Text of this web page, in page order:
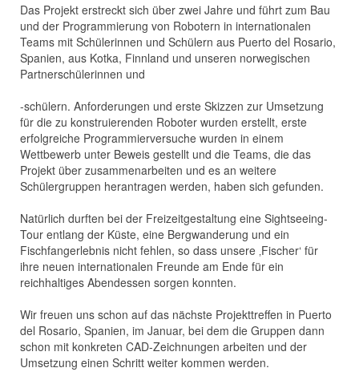
Das Projekt erstreckt sich über zwei Jahre und führt zum Bau
und der Programmierung von Robotern in internationalen
Teams mit Schülerinnen und Schülern aus Puerto del Rosario,
Spanien, aus Kotka, Finnland und unseren norwegischen
Partnerschülerinnen und
-schülern. Anforderungen und erste Skizzen zur Umsetzung
für die zu konstruierenden Roboter wurden erstellt, erste
erfolgreiche Programmierversuche wurden in einem
Wettbewerb unter Beweis gestellt und die Teams, die das
Projekt über zusammenarbeiten und es an weitere
Schülergruppen herantragen werden, haben sich gefunden.
Natürlich durften bei der Freizeitgestaltung eine Sightseeing-
Tour entlang der Küste, eine Bergwanderung und ein
Fischfangerlebnis nicht fehlen, so dass unsere ‚Fischer‘ für
ihre neuen internationalen Freunde am Ende für ein
reichhaltiges Abendessen sorgen konnten.
Wir freuen uns schon auf das nächste Projekttreffen in Puerto
del Rosario, Spanien, im Januar, bei dem die Gruppen dann
schon mit konkreten CAD-Zeichnungen arbeiten und der
Umsetzung einen Schritt weiter kommen werden.